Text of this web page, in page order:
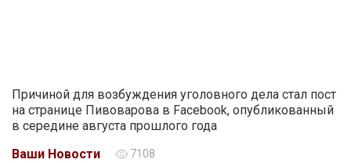
Причиной для возбуждения уголовного дела стал пост
на странице Пивоварова в Facebook, опубликованный
в середине августа прошлого года
Ваши Новости
7108